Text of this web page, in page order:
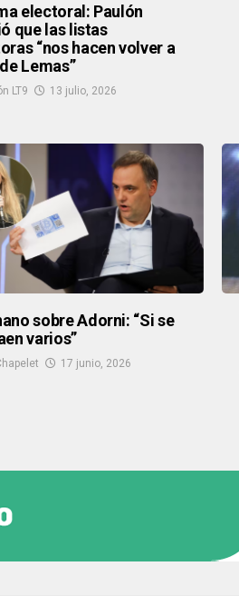
electoral: Paulón
que las listas
“nos hacen volver a
Lemas”
LT9 13 julio, 2026
sobre Adorni: “Si se
varios”
17 junio, 2026